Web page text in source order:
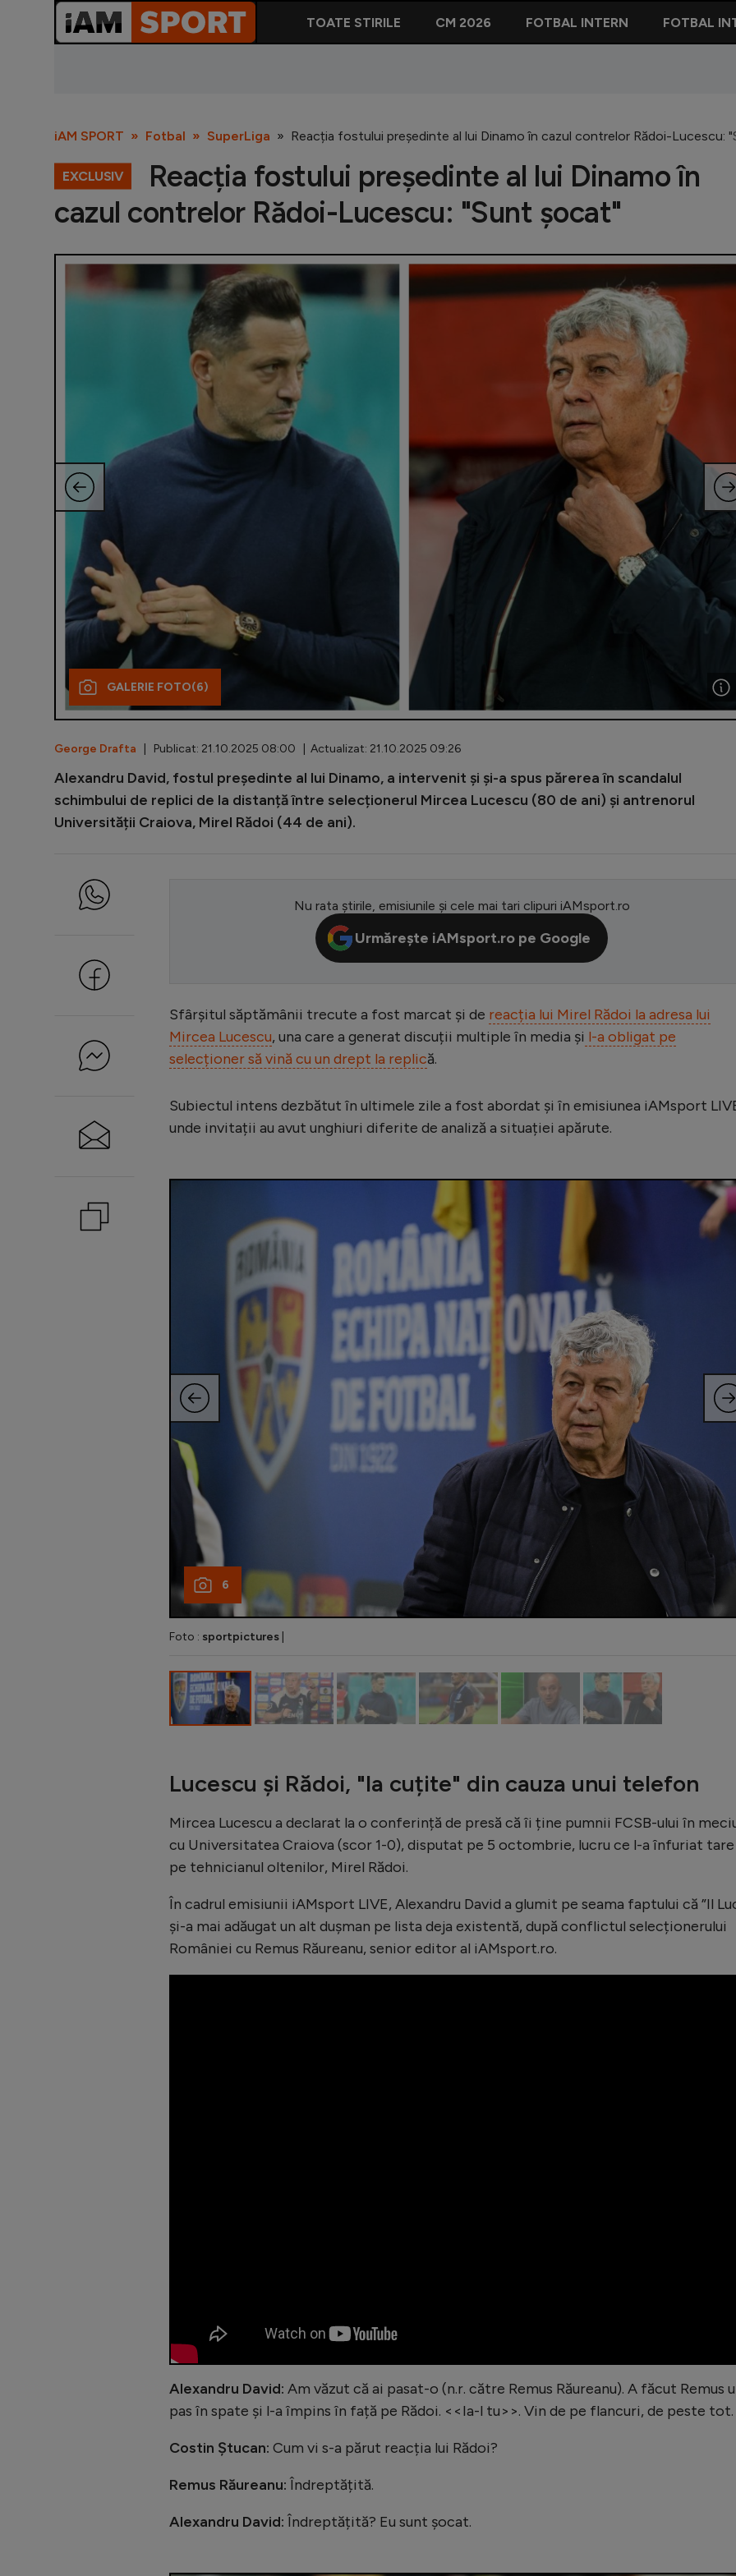
TOATE STIRILE CM 2026 FOTBAL INTERN FOTBAL
iAM SPORT Fotbal SuperLiga Reacția fostului președinte al lui Dinamo în cazul contrelor Rădoi-Lucescu:
EXCLUSIV
Reacția fostului președinte al lui Dinamo în
cazul contrelor Rădoi-Lucescu: "Sunt șocat"
GALERIE FOTO(6)
George Drafta | Publicat: 21.10.2025 08:00 | Actualizat: 21.10.2025 09:26
Alexandru David, fostul președinte al lui Dinamo, a intervenit și și-a spus părerea în scandalul
schimbului de replici de la distanță între selecționerul Mircea Lucescu (80 de ani) și antrenorul
Universității Craiova, Mirel Rădoi (44 de ani).
Nu rata știrile, emisiunile și cele mai tari clipuri iAMsport.ro
Urmărește iAMsport.ro pe Google
Sfârșitul săptămânii trecute a fost marcat și de reacția lui Mirel Rădoi la adresa lui
Mircea Lucescu, una care a generat discuții multiple în media și l-a obligat pe
selecționer să vină cu un drept la replică.
Subiectul intens dezbătut în ultimele zile a fost abordat și în emisiunea iAMsport
unde invitații au avut unghiuri diferite de analiză a situației apărute.
6
Foto : sportpictures
Lucescu și Rădoi, "la cuțite" din cauza unui telefon
Mircea Lucescu a declarat la o conferință de presă că îi ține pumnii FCSB-ului în
cu Universitatea Craiova (scor 1-0), disputat pe 5 octombrie, lucru ce l-a înfuriat tare
pe tehnicianul oltenilor, Mirel Rădoi.
În cadrul emisiunii iAMsport LIVE, Alexandru David a glumit pe seama faptului că ”Il
și-a mai adăugat un alt dușman pe lista deja existentă, după conflictul selecționerului
României cu Remus Răureanu, senior editor al iAMsport.ro.
Alexandru David: Am văzut că ai pasat-o (n.r. către Remus Răureanu). A făcut Remus
pas în spate și l-a împins în față pe Rădoi. <<Ia-l tu>>. Vin de pe flancuri, de peste tot.
Costin Ștucan: Cum vi s-a părut reacția lui Rădoi?
Remus Răureanu: Îndreptățită.
Alexandru David: Îndreptățită? Eu sunt șocat.